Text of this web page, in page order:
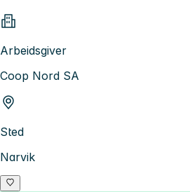
Arbeidsgiver
Coop Nord SA
Sted
Narvik